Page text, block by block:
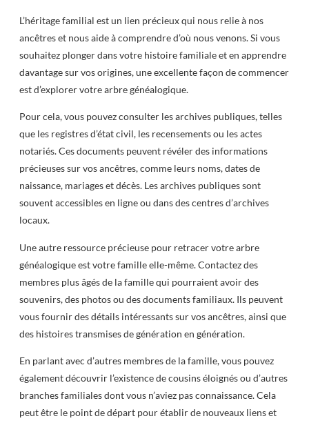
L’héritage familial est un lien précieux qui nous relie à nos
ancêtres et nous aide à comprendre d’où nous venons. Si vous
souhaitez plonger dans votre histoire familiale et en apprendre
davantage sur vos origines, une excellente façon de commencer
est d’explorer votre arbre généalogique.
Pour cela, vous pouvez consulter les archives publiques, telles
que les registres d’état civil, les recensements ou les actes
notariés. Ces documents peuvent révéler des informations
précieuses sur vos ancêtres, comme leurs noms, dates de
naissance, mariages et décès. Les archives publiques sont
souvent accessibles en ligne ou dans des centres d’archives
locaux.
Une autre ressource précieuse pour retracer votre arbre
généalogique est votre famille elle-même. Contactez des
membres plus âgés de la famille qui pourraient avoir des
souvenirs, des photos ou des documents familiaux. Ils peuvent
vous fournir des détails intéressants sur vos ancêtres, ainsi que
des histoires transmises de génération en génération.
En parlant avec d’autres membres de la famille, vous pouvez
également découvrir l’existence de cousins éloignés ou d’autres
branches familiales dont vous n’aviez pas connaissance. Cela
peut être le point de départ pour établir de nouveaux liens et